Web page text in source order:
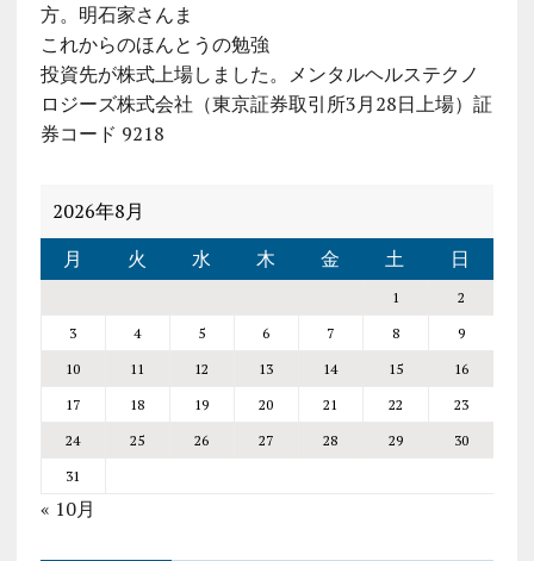
方。明石家さんま
これからのほんとうの勉強
投資先が株式上場しました。メンタルヘルステクノ
ロジーズ株式会社（東京証券取引所3月28日上場）証
券コード 9218
2026年8月
月
火 水 木 金 土 日
1
2
3
4 5 6 7 8
9
10
11 12 13 14 15
16
17
18 19 20 21 22
23
24
25 26 27 28 29
30
31
« 10月